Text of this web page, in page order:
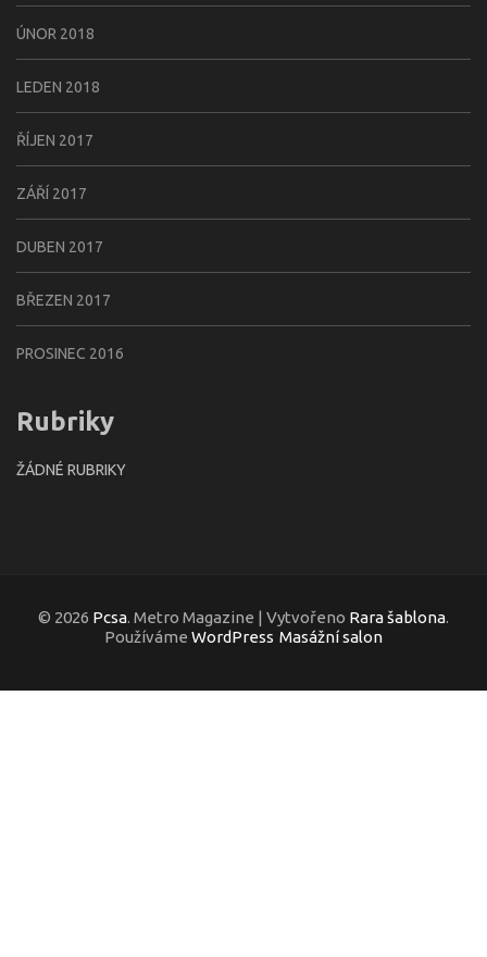
ÚNOR 2018
LEDEN 2018
ŘÍJEN 2017
ZÁŘÍ 2017
DUBEN 2017
BŘEZEN 2017
PROSINEC 2016
Rubriky
ŽÁDNÉ RUBRIKY
© 2026 Pcsa. Metro Magazine | Vytvořeno Rara šablona.
Používáme WordPress Masážní salon